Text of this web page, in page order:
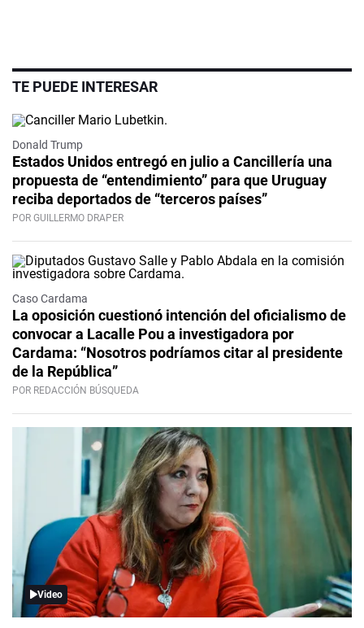
TE PUEDE INTERESAR
Donald Trump
Estados Unidos entregó en julio a Cancillería una
propuesta de “entendimiento” para que Uruguay
reciba deportados de “terceros países”
POR GUILLERMO DRAPER
Caso Cardama
La oposición cuestionó intención del oficialismo de
convocar a Lacalle Pou a investigadora por
Cardama: “Nosotros podríamos citar al presidente
de la República”
POR REDACCIÓN BÚSQUEDA
Video